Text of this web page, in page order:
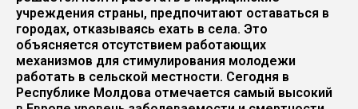
учреждения страны, предпочитают оставаться в
городах, отказываясь ехать в села. Это
объясняется отсутствием работающих
механизмов для стимулирования молодежи
работать в сельской местности. Сегодня в
Республике Молдова отмечается самый высокий